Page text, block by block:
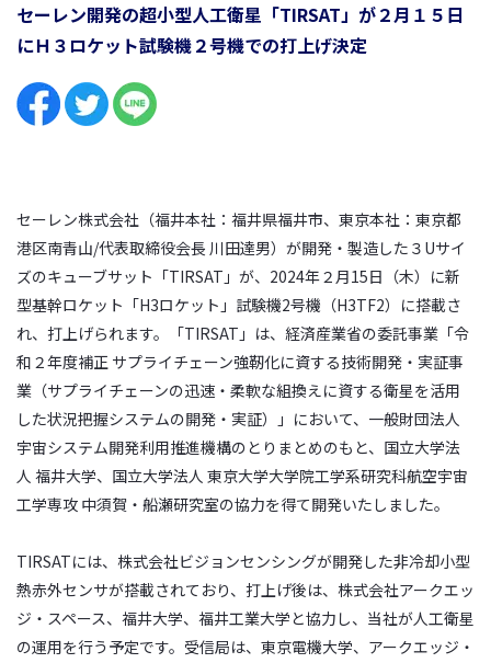
セーレン開発の超小型人工衛星「TIRSAT」が２月１５日
にＨ３ロケット試験機２号機での打上げ決定
セーレン株式会社（福井本社：福井県福井市、東京本社：東京都
港区南青山/代表取締役会長 川田達男）が開発・製造した３Uサイ
ズのキューブサット「TIRSAT」が、2024年２月15日（木）に新
型基幹ロケット「H3ロケット」試験機2号機（H3TF2）に搭載さ
れ、打上げられます。「TIRSAT」は、経済産業省の委託事業「令
和２年度補正 サプライチェーン強靭化に資する技術開発・実証事
業（サプライチェーンの迅速・柔軟な組換えに資する衛星を活用
した状況把握システムの開発・実証）」において、一般財団法人
宇宙システム開発利用推進機構のとりまとめのもと、国立大学法
人 福井大学、国立大学法人 東京大学大学院工学系研究科航空宇宙
工学専攻 中須賀・船瀬研究室の協力を得て開発いたしました。
TIRSATには、株式会社ビジョンセンシングが開発した非冷却小型
熱赤外センサが搭載されており、打上げ後は、株式会社アークエッ
ジ・スペース、福井大学、福井工業大学と協力し、当社が人工衛星
の運用を行う予定です。受信局は、東京電機大学、アークエッジ・